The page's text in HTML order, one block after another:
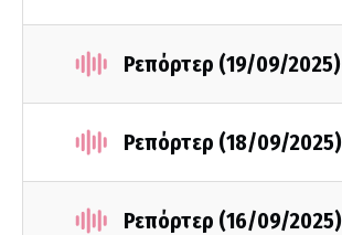
Ρεπόρτερ (19/09/2025)
Ρεπόρτερ (18/09/2025)
Ρεπόρτερ (16/09/2025)